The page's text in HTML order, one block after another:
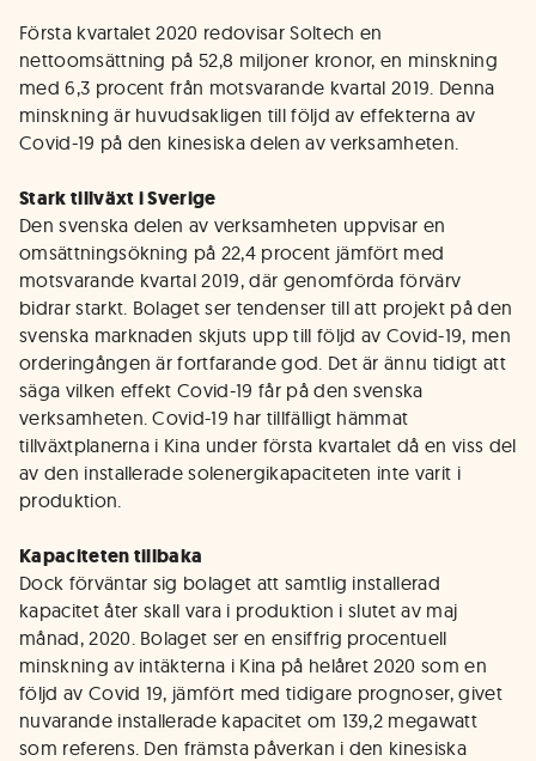
Första kvartalet 2020 redovisar Soltech en
nettoomsättning på 52,8 miljoner kronor, en minskning
med 6,3 procent från motsvarande kvartal 2019. Denna
minskning är huvudsakligen till följd av effekterna av
Covid-19 på den kinesiska delen av verksamheten.
Stark tillväxt i Sverige
Den svenska delen av verksamheten uppvisar en
omsättningsökning på 22,4 procent jämfört med
motsvarande kvartal 2019, där genomförda förvärv
bidrar starkt. Bolaget ser tendenser till att projekt på den
svenska marknaden skjuts upp till följd av Covid-19, men
orderingången är fortfarande god. Det är ännu tidigt att
säga vilken effekt Covid-19 får på den svenska
verksamheten. Covid-19 har tillfälligt hämmat
tillväxtplanerna i Kina under första kvartalet då en viss del
av den installerade solenergikapaciteten inte varit i
produktion.
Kapaciteten tillbaka
Dock förväntar sig bolaget att samtlig installerad
kapacitet åter skall vara i produktion i slutet av maj
månad, 2020. Bolaget ser en ensiffrig procentuell
minskning av intäkterna i Kina på helåret 2020 som en
följd av Covid 19, jämfört med tidigare prognoser, givet
nuvarande installerade kapacitet om 139,2 megawatt
som referens. Den främsta påverkan i den kinesiska